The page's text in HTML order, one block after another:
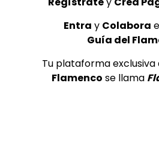
Pansequito. 1991
CANAL ANDALUCIA
0
233.1K 1K
Entra y Colabora
Guía del
Tu plataforma exclusiva
Flamenco se llama